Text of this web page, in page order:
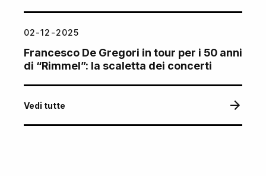
02-12-2025
Francesco De Gregori in tour per i 50 anni
di “Rimmel”: la scaletta dei concerti
Vedi tutte